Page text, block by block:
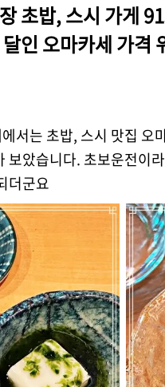
초밥, 스시 가게
인 오마카세 가격
서는 초밥, 스시 맛집 오
보았습니다. 초보운전이
더군요